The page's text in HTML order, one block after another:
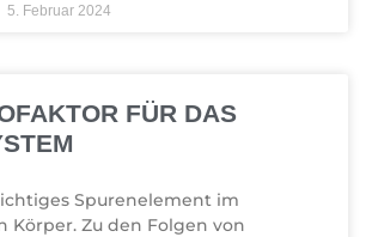
5. Februar 2024
FÜR DAS
Spurenelement im
Körper. Zu den Folgen von